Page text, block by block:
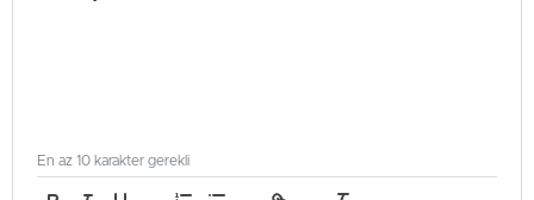
En az 10 karakter gerekli